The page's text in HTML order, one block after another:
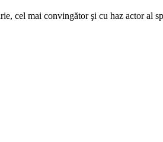
cel mai convingător şi cu haz actor al